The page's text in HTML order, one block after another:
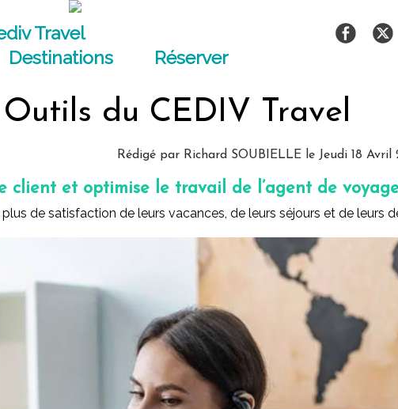
Travel
Destinations Réserver
du CEDIV Travel
Rédigé par Richard SOUBIELLE le Jeudi 18 Avril
client et optimise le travail de l’agent de
de satisfaction de leurs vacances, de leurs séjours et de leurs